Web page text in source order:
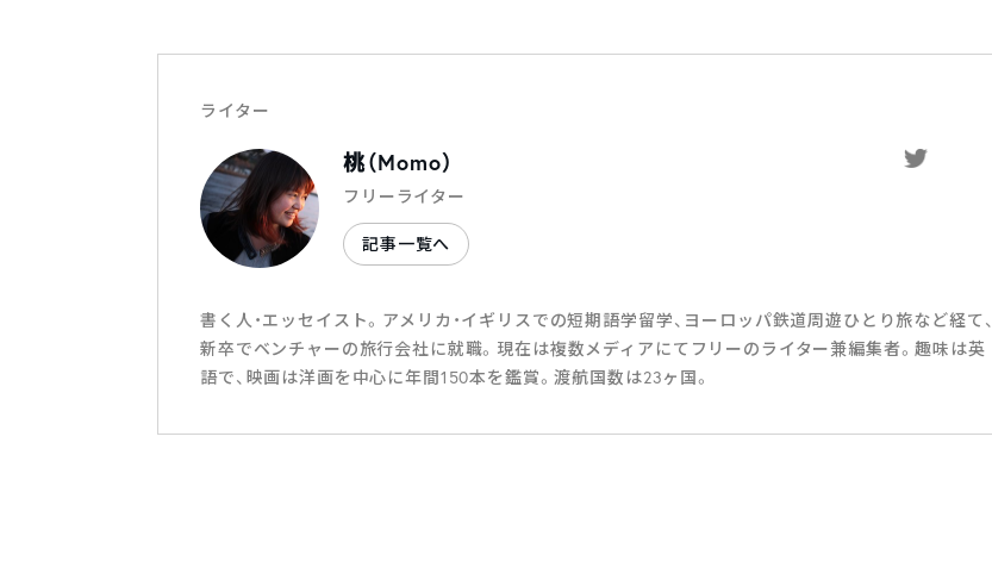
ライター
桃（Momo）
フリーライター
記事一覧へ
書く人・エッセイスト。アメリカ・イギリスでの短期語学留学、ヨーロッパ鉄道周遊ひとり旅など経て、
新卒でベンチャーの旅行会社に就職。現在は複数メディアにてフリーのライター兼編集者。趣味は英
語で、映画は洋画を中心に年間150本を鑑賞。渡航国数は23ヶ国。